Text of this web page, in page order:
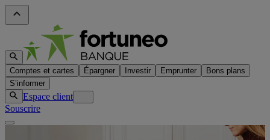
Comptes et cartes Épargner Investir Emprunter
Bons plans
S’informer
Espace client
Souscrire